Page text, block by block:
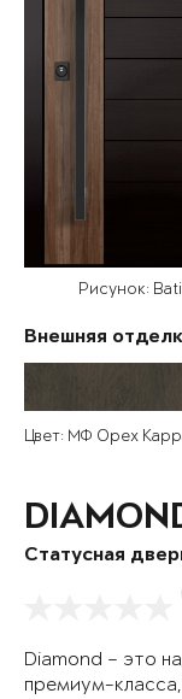
Рисунок:
Внешняя
Цвет: МФ Орех
Статусная
Diamond – это
премиум-